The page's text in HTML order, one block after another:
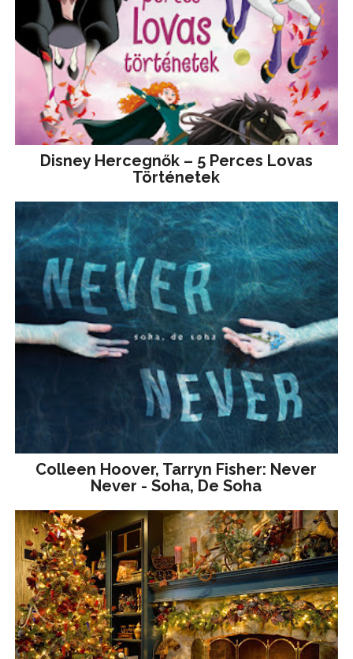
Disney ​Hercegnők – 5 Perces Lovas
Történetek
Colleen Hoover, Tarryn Fisher: Never
Never - Soha, De Soha